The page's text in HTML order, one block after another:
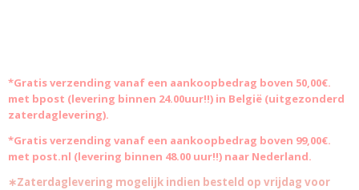
*Gratisverzending vanaf een aankoopbedrag boven 50,00€.
met bpost (levering binnen 24.00uur!!) in België (uitgezonderd
zaterdaglevering).
*Gratis verzending vanaf een aankoopbedrag boven 99,00€.
met post.nl (levering binnen 48.00 uur!!) naar Nederland.
∗Zaterdaglevering mogelijk indien besteld op vrijdag voor